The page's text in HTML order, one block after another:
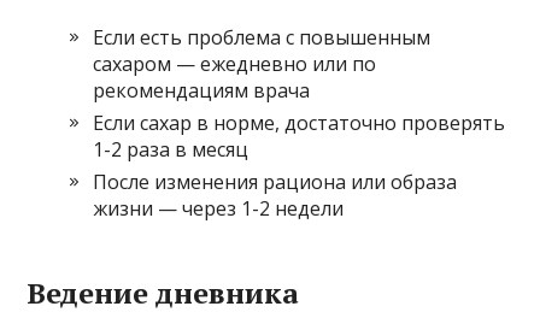
Если есть проблема с повышенным
сахаром — ежедневно или по
рекомендациям врача
Если сахар в норме, достаточно проверять
1-2 раза в месяц
После изменения рациона или образа
жизни — через 1-2 недели
Ведение дневника